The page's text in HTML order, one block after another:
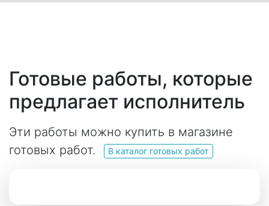
Готовые работы, которые
предлагает исполнитель
Эти работы можно купить в магазине
готовых работ.
В каталог готовых работ